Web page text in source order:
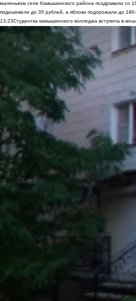
маленьком селе Камышинского района поздравили со
подешевели до 35 рублей, а яблоки подорожали до 180-
13:23Студентка камышинского колледжа вступила в